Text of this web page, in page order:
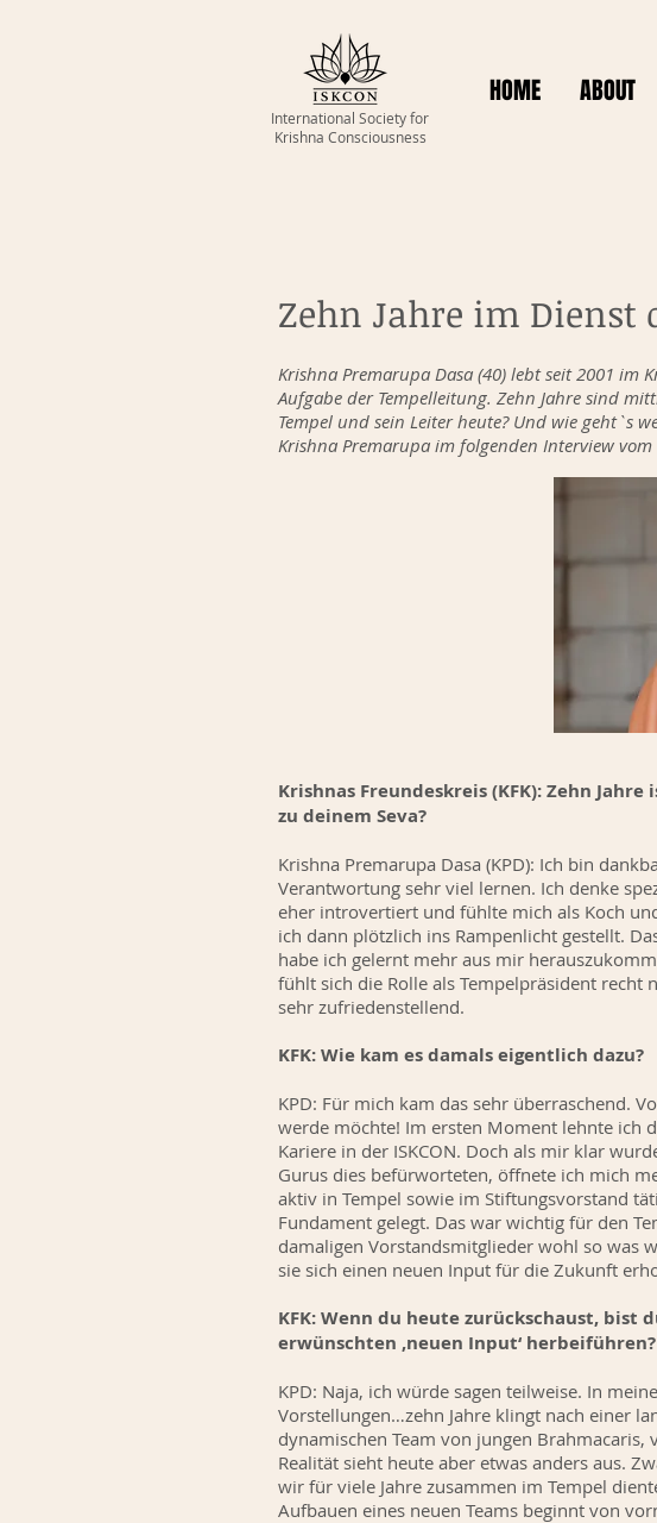
International Society for
Krishna Consciousness
HOME ABOUT
Zehn Jahre im Dienst
Krishna Premarupa Dasa (40) lebt seit 2001
Aufgabe der Tempelleitung. Zehn Jahre sind
Tempel und sein Leiter heute? Und wie geht`s
Krishna Premarupa im folgenden Interview vom
Krishnas Freundeskreis (KFK): Zehn
zu deinem Seva?
Krishna Premarupa Dasa (KPD): Ich bin
Verantwortung sehr viel lernen. Ich denke
eher introvertiert und fühlte mich als Koch
ich dann plötzlich ins Rampenlicht gestellt.
habe ich gelernt mehr aus mir
fühlt sich die Rolle als Tempelpräsident recht
sehr zufriedenstellend.
KFK: Wie kam es damals eigentlich dazu?
KPD: Für mich kam das sehr überraschend.
werde möchte! Im ersten Moment lehnte ich
Kariere in der ISKCON. Doch als mir klar
Gurus dies befürworteten, öffnete ich mich
aktiv in Tempel sowie im Stiftungsvorstand
Fundament gelegt. Das war wichtig für den
damaligen Vorstandsmitglieder wohl so was
sie sich einen neuen Input für die Zukunft
KFK: Wenn du heute zurückschaust, bist
erwünschten ‚neuen Input‘ herbeiführen?
KPD: Naja, ich würde sagen teilweise. In
Vorstellungen…zehn Jahre klingt nach einer
dynamischen Team von jungen
Realität sieht heute aber etwas anders aus.
wir für viele Jahre zusammen im Tempel
Aufbauen eines neuen Teams beginnt von